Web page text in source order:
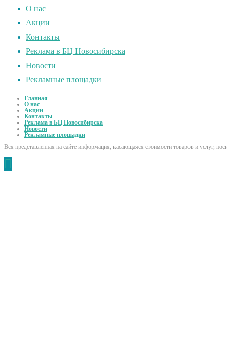
О нас
Акции
Контакты
Реклама в БЦ Новосибирска
Новости
Рекламные площадки
Главная
О нас
Акции
Контакты
Реклама в БЦ Новосибирска
Новости
Рекламные площадки
Вся представленная на сайте информация, касающаяся стоимости товаров и услуг,